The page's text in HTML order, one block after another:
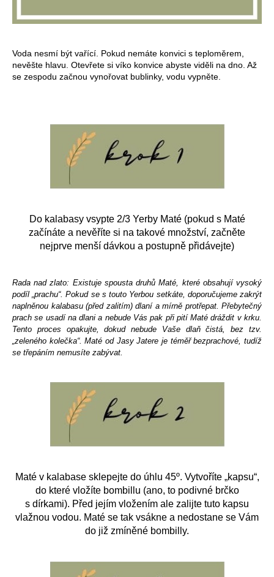
Voda nesmí být vařící. Pokud nemáte konvici s teploměrem,
nevěšte hlavu. Otevřete si víko konvice abyste viděli na dno. Až
se zespodu začnou vynořovat bublinky, vodu vypněte.
Do kalabasy vsypte 2/3 Yerby Maté (pokud s Maté
začínáte a nevěříte si na takové množství, začněte
nejprve menší dávkou a postupně přidávejte)
Rada nad zlato: Existuje spousta druhů Maté, které obsahují vysoký
podíl „prachu“. Pokud se s touto Yerbou setkáte, doporučujeme zakrýt
naplněnou kalabasu (před zalitím) dlaní a mírně protřepat. Přebytečný
prach se usadí na dlani a nebude Vás pak při pití Maté dráždit v krku.
Tento proces opakujte, dokud nebude Vaše dlaň čistá, bez tzv.
„zeleného kolečka“.Maté od Jasy Jatere je téměř bezprachové, tudíž
se třepáním nemusíte zabývat.
Maté v kalabase sklepejte do úhlu 45º. Vytvoříte „kapsu“,
do které vložíte bombillu (ano, to podivné brčko
s dírkami). Před jejím vložením ale zalijte tuto kapsu
vlažnou vodou. Maté se tak vsákne a nedostane se Vám
do již zmíněné bombilly.
j
m
e